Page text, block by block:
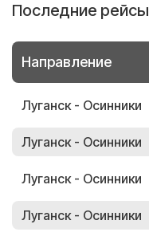
Последние рейсы
Направление
Луганск - Осинники
Луганск - Осинники
Луганск - Осинники
Луганск - Осинники